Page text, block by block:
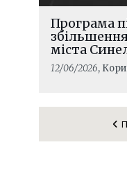
Підтримка
Програма
міста
12/06/2026,